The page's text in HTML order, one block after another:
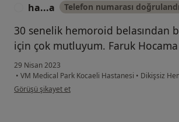
ha...a Telefon numarası doğrulandı
30 senelik hemoroid belasından
için çok mutluyum. Faruk
29 Nisan 2023
• VM Medical Park Kocaeli Hastanesi • Dikişsiz
kullanıcının görüşüne göre ha...a
Görüşü şikayet et